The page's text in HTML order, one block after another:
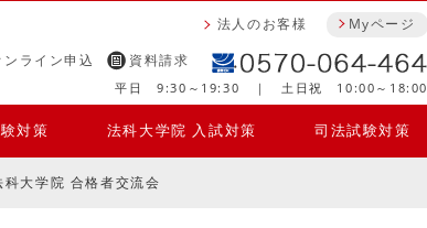
ンライン申込 資料請求
Myページ
法人のお客様
平日 9:30～19:30 ｜ 土日祝 10:00～18:00
対策 法科大学院 入試対策 司法試験対策
大学院 合格者交流会